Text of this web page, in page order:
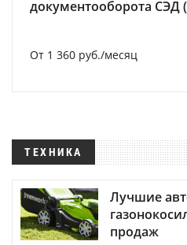
документооборота СЭД
От 1 360 руб./месяц
ТЕХНИКА
Лучшие
продаж